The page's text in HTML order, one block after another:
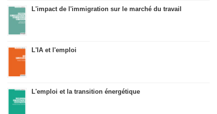
L'impact de l'immigration sur le marché du travail
L'IA et l'emploi
L'emploi et la transition énergétique